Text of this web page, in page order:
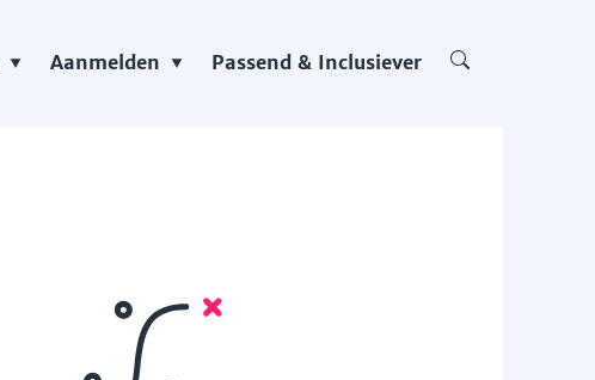
Aanmelden Passend & Inclusiever